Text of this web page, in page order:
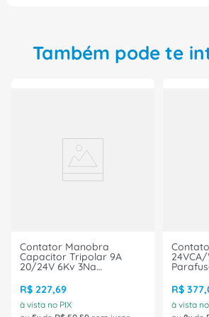
Também pode te
Contator Manobra
Capacitor Tripolar 9A
20/24V 6Kv 3Na
R$ 227,69
à vista no PIX
24VCA/
R$ 377,
à vista